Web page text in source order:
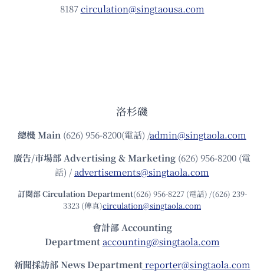
8187circulation@singtaousa.com
洛杉磯
總機Main (626) 956-8200(電話) /admin@singtaola.com
廣告/市場部Advertising & Marketing (626) 956-8200 (電
話) /advertisements@singtaola.com
訂閱部 Circulation Department(626) 956-8227 (電話) /(626) 239-
3323 (傳真)circulation@singtaola.com
會計部 Accounting
Department accounting@singtaola.com
新聞採訪部 News Department reporter@singtaola.com